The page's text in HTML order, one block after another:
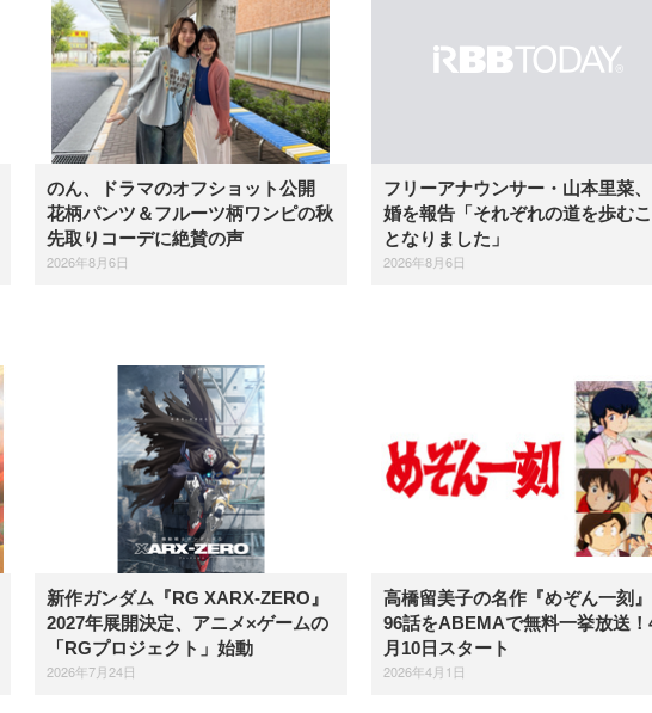
のん、ドラマのオフショット公開
花柄パンツ＆フルーツ柄ワンピの秋
先取りコーデに絶賛の声
2026年8月6日
フリーアナウンサー・山本里菜
婚を報告「それぞれの道を歩む
となりました」
2026年8月6日
新作ガンダム『RG XARX-ZERO』
2027年展開決定、アニメ×ゲームの
「RGプロジェクト」始動
2026年7月24日
高橋留美子の名作『めぞん一刻
96話をABEMAで無料一挙放送！
月10日スタート
2026年4月1日